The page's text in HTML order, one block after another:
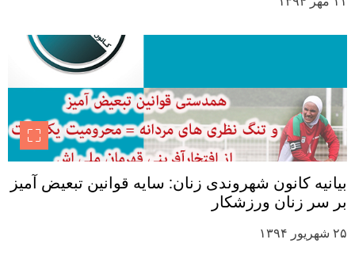
بیانیه کانون شهروندی زنان: سایه قوانین تبعیض آمیز
بر سر زنان ورزشکار
۲۵ شهریور ۱۳۹۴